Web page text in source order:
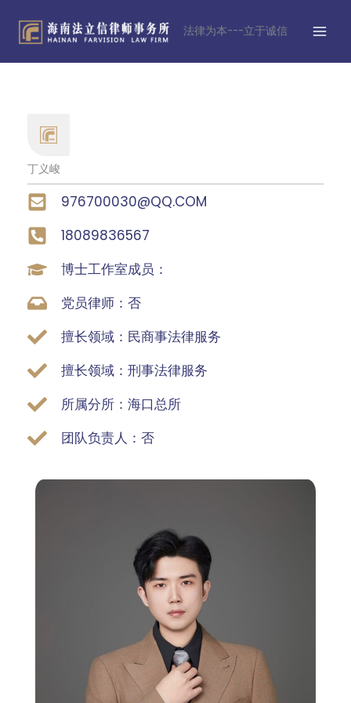
容
法律为本---立于诚信
丁义峻
976700030@QQ.COM
18089836567
博士工作室成员：
党员律师：否
擅长领域：民商事法律服务
擅长领域：刑事法律服务
所属分所：海口总所
团队负责人：否